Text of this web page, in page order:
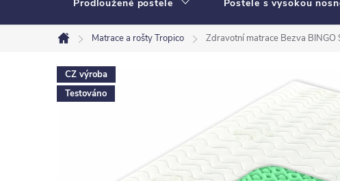
Prodloužené postele Postele s vysokou
Domů
Matrace a rošty Tropico Zdravotní matrace Bezva
CZ výroba
Testováno